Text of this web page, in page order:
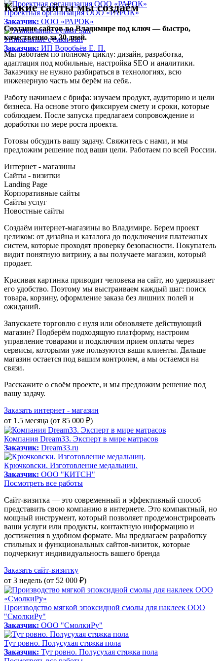
Проектная организация ООО «РАРОК»
Заказчик: ООО «РАРОК»
Уникальные сумки Sarl
Заказчик: ИП Воробьёв Е. П.
Какие сайты мы создаём
Создание сайтов во Владимире под ключ — быстро,
качественно за 30 дней.
Мы работаем по полному циклу: дизайн, разработка,
адаптация под мобильные, настройка SEO и аналитики.
Заказчику не нужно разбираться в технологиях, всю
инженерную часть мы берём на себя..
Работу начинаем с брифа: изучаем продукт, аудиторию и цели
бизнеса. На основе этого фиксируем смету и сроки, которые
соблюдаем. После запуска предлагаем сопровождение и
доработки по мере роста проекта.
Готовы обсудить вашу задачу. Свяжитесь с нами, и мы
предложим решение под ваши цели. Работаем по всей России.
Интернет - магазины
Сайты - визитки
Landing Page
Корпоративные сайты
Сайты услуг
Новостные сайты
Создаём интернет-магазины во Владимире. Берем проект
целиком: от дизайна и каталога до подключения платежных
систем, которые проходят проверку безопасности. Покупатель
видит понятную витрину, а вы получаете магазин, который
продает.
Красивая картинка приводит человека на сайт, но удерживает
его удобство. Поэтому мы выстраиваем каждый шаг: поиск
товара, корзину, оформление заказа без лишних полей и
ожиданий.
Запускаете торговлю с нуля или обновляете действующий
магазин? Подберём подходящую платформу, настроим
управление товарами и подключим прием оплаты через
сервисы, которыми уже пользуются ваши клиенты. Дальше
магазин остается под вашим контролем, а мы остаемся на
связи.
Расскажите о своём проекте, и мы предложим решение под
вашу задачу.
Заказать интернет - магазин
от 1.5 месяца (от 85 000 ₽)
Компания Dream33. Эксперт в мире матрасов
Заказчик: Dream33.ru
Крючковски. Изготовление медальниц.
Заказчик: ООО "КИТСН"
Посмотреть все работы
Сайт-визитка — это современный и эффективный способ
представить свою компанию в интернете. Это компактный, но
мощный инструмент, который позволяет продемонстрировать
ваши услуги или продукты, контактную информацию и
достижения в удобном формате. Мы предлагаем разработку
стильных и функциональных сайтов-визиток, которые
подчеркнут индивидуальность вашего бренда
Заказать сайт-визитку
от 3 недель (от 52 000 ₽)
Производство мягкой эпоксидной смолы для наклеек ООО
"СмолкиРу"
Заказчик: ООО "СмолкиРу"
Тут ровно. Полусухая стяжка пола
Заказчик: Тут ровно. Полусухая стяжка пола